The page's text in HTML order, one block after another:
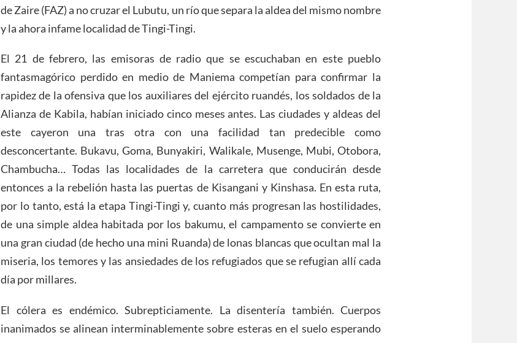
de Zaire (FAZ) a no cruzar el Lubutu, un río que separa la aldea del mismo nombre
y la ahora infame localidad de Tingi-Tingi.
El 21 de febrero, las emisoras de radio que se escuchaban en este pueblo
fantasmagórico perdido en medio de Maniema competían para confirmar la
rapidez de la ofensiva que los auxiliares del ejército ruandés, los soldados de la
Alianza de Kabila, habían iniciado cinco meses antes. Las ciudades y aldeas del
este cayeron una tras otra con una facilidad tan predecible como
desconcertante. Bukavu, Goma, Bunyakiri, Walikale, Musenge, Mubi, Otobora,
Chambucha… Todas las localidades de la carretera que conducirán desde
entonces a la rebelión hasta las puertas de Kisangani y Kinshasa. En esta ruta,
por lo tanto, está la etapa Tingi-Tingi y, cuanto más progresan las hostilidades,
de una simple aldea habitada por los bakumu, el campamento se convierte en
una gran ciudad (de hecho una mini Ruanda) de lonas blancas que ocultan mal la
miseria, los temores y las ansiedades de los refugiados que se refugian allí cada
día por millares.
El cólera es endémico. Subrepticiamente. La disentería también. Cuerpos
inanimados se alinean interminablemente sobre esteras en el suelo esperando